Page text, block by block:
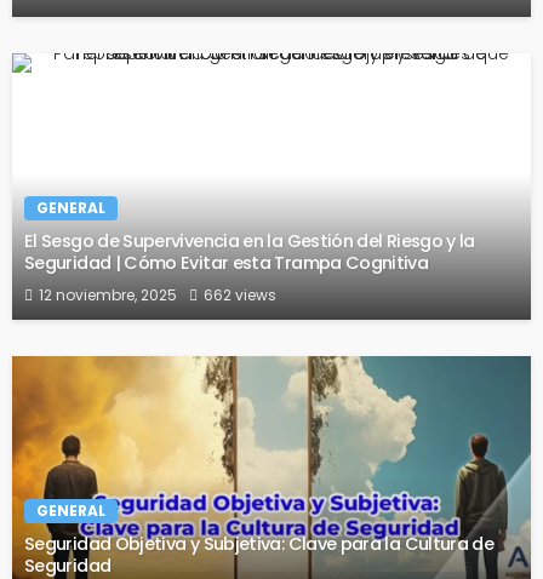
GENERAL
El Sesgo de Supervivencia en la Gestión del Riesgo y la
Seguridad | Cómo Evitar esta Trampa Cognitiva
12 noviembre, 2025 662 views
GENERAL
Seguridad Objetiva y Subjetiva: Clave para la Cultura de
Seguridad